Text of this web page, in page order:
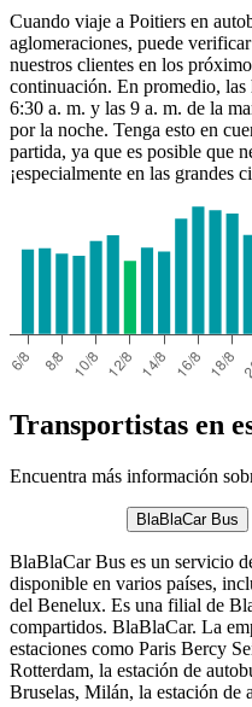
Cuando viaje a Poitiers en
aglomeraciones, puede
nuestros clientes en los
continuación. En promedio, las
6:30 a. m. y las 9 a. m. de la
por la noche. Tenga esto en
partida, ya que es posible que
¡especialmente en las grandes
Transportistas en
Encuentra más información
BlaBlaCar Bus
BlaBlaCar Bus es un servicio
disponible en varios países,
del Benelux. Es una filial de
compartidos. BlaBlaCar. La
estaciones como Paris Bercy
Rotterdam, la estación de
Bruselas, Milán, la estación de